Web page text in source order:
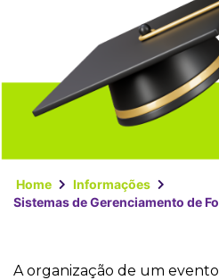
Home
Informações
Sistemas de Gerenciamento de
A organização de um